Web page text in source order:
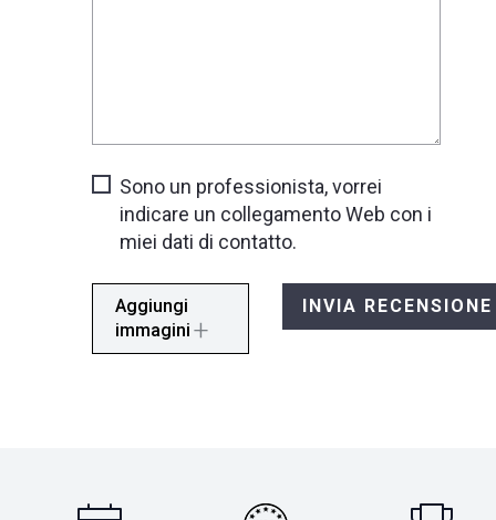
Sono un professionista, vorrei
indicare un collegamento Web con i
miei dati di contatto.
Aggiungi
immagini
INVIA RECENSIONE